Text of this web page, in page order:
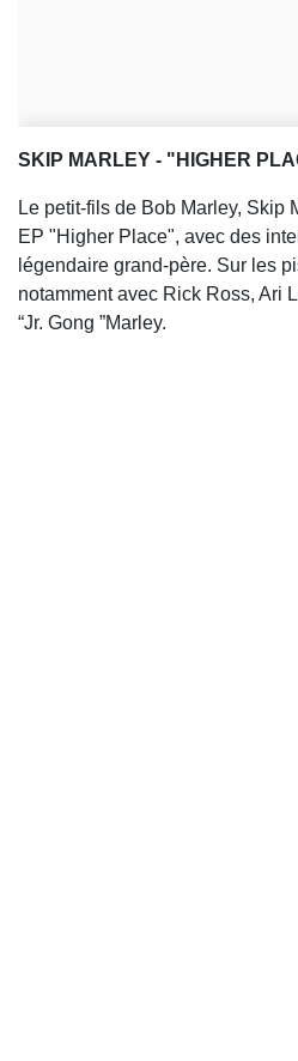
SKIP MARLEY - "HIGHER
Le petit-fils de Bob Marley, Skip
EP "Higher Place", avec des
légendaire grand-père. Sur les
notamment avec Rick Ross, Ari
“Jr. Gong ”Marley.